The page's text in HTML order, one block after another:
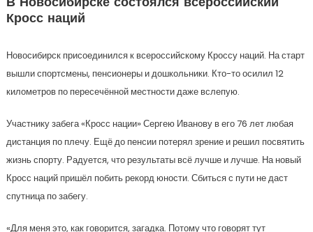
В Новосибирске состоялся всероссийский
Кросс наций
Новосибирск присоединился к всероссийскому Кроссу наций. На старт
вышли спортсмены, пенсионеры и дошкольники. Кто-то осилил 12
километров по пересечённой местности даже вслепую.
Участнику забега «Кросс нации» Сергею Иванову в его 76 лет любая
дистанция по плечу. Ещё до пенсии потерял зрение и решил посвятить
жизнь спорту. Радуется, что результаты всё лучше и лучше. На новый
Кросс наций пришёл побить рекорд юности. Сбиться с пути не даст
спутница по забегу.
«Для меня это, как говорится, загадка. Потому что говорят тут